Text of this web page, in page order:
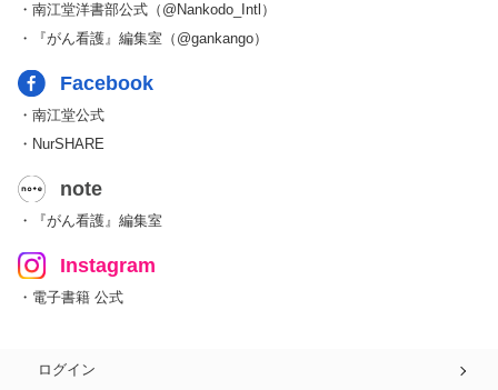
・南江堂洋書部公式（@Nankodo_Intl）
・『がん看護』編集室（@gankango）
Facebook
・南江堂公式
・NurSHARE
note
・『がん看護』編集室
Instagram
・電子書籍 公式
ログイン